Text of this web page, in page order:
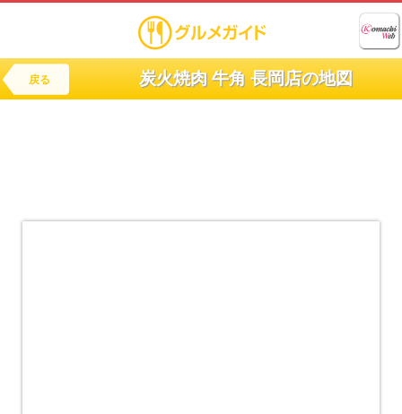
戻る 炭火焼肉 牛角 長岡店の地図